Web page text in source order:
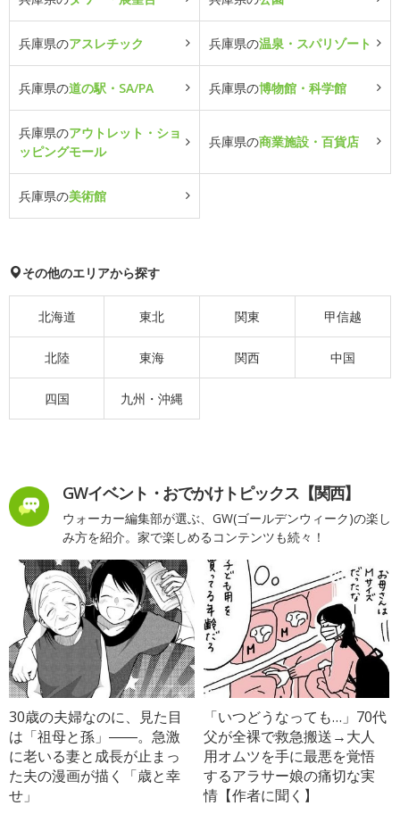
兵庫県のアスレチック 兵庫県の温泉・スパリゾート
兵庫県の道の駅・SA/PA 兵庫県の博物館・科学館
兵庫県のアウトレット・ショ
ッピングモール
兵庫県の商業施設・百貨店
兵庫県の美術館
その他のエリアから探す
北海道 東北 関東 甲信越
北陸 東海 関西 中国
四国 九州・沖縄
GWイベント・おでかけトピックス【関西】
ウォーカー編集部が選ぶ、GW(ゴールデンウィーク)の楽し
み方を紹介。家で楽しめるコンテンツも続々！
30歳の夫婦なのに、見た目
は「祖母と孫」――。急激
に老いる妻と成長が止まっ
た夫の漫画が描く「歳と幸
せ」
「いつどうなっても…」70代
父が全裸で救急搬送→大人
用オムツを手に最悪を覚悟
するアラサー娘の痛切な実
情【作者に聞く】